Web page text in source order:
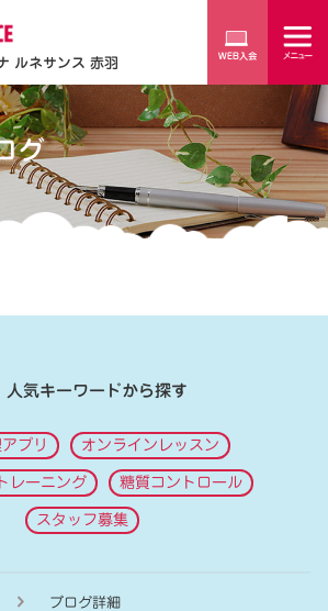
ルネサンス 赤羽
グ
人気キーワードから探す
プリ オンラインレッスン
レーニング 糖質コントロール
スタッフ募集
ブログ詳細